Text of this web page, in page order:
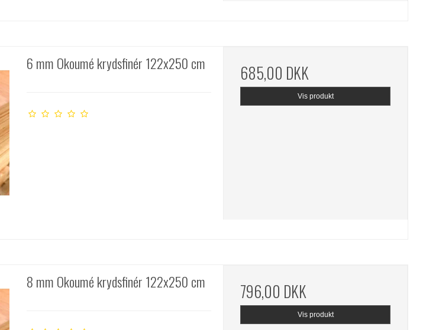
6 mm Okoumé krydsfinér 122x250 cm 685,00 DKK
Vis produkt
8 mm Okoumé krydsfinér 122x250 cm 796,00 DKK
Vis produkt